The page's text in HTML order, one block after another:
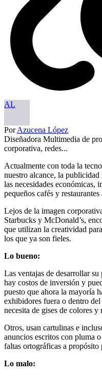
AL
PorAzucena López
Diseñadora Multimedia de
corporativa, redes...
Actualmente con toda la
nuestro alcance, la
las necesidades económicas,
pequeños cafés y
Lejos de la imagen
Starbucks y McDonald’s,
que utilizan la creatividad
los que ya son fieles.
Lo bueno:
Las ventajas de desarrollar
hay costos de inversión y
puesto que ahora la mayoría
exhibidores fuera o dentro
necesita de gises de colores
Otros, usan cartulinas e
anuncios escritos con pluma
faltas ortográficas a propósito
Lo malo: